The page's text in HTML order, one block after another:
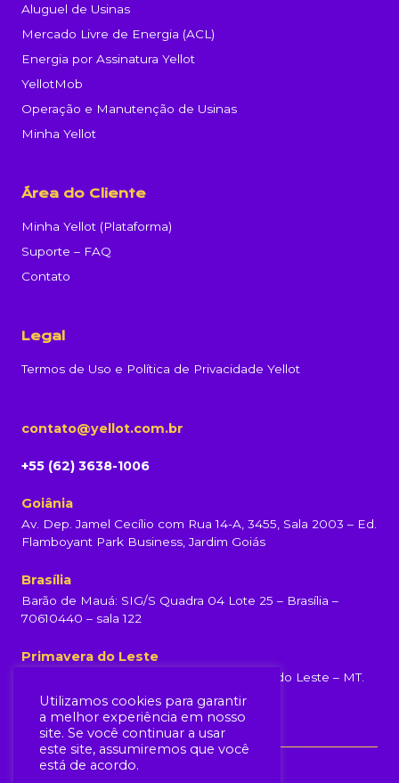
Aluguel de Usinas
Mercado Livre de Energia (ACL)
Energia por Assinatura Yellot
YellotMob
Operação e Manutenção de Usinas
Minha Yellot
Área do Cliente
Minha Yellot (Plataforma)
Suporte – FAQ
Contato
Legal
Termos de Uso e Política de Privacidade Yellot
contato@yellot.com.br
+55 (62) 3638-1006
Goiânia
Av. Dep. Jamel Cecílio com Rua 14-A, 3455, Sala 2003 – Ed.
Flamboyant Park Business, Jardim Goiás
Brasília
Barão de Mauá: SIG/S Quadra 04 Lote 25 – Brasília –
70610440 – sala 122
Primavera do Leste
Rua Rondonópolis, 231, Centro, Primavera do Leste – MT.
(65) 99960-6839
Utilizamos cookies para garantir
a melhor experiência em nosso
site. Se você continuar a usar
este site, assumiremos que você
está de acordo.